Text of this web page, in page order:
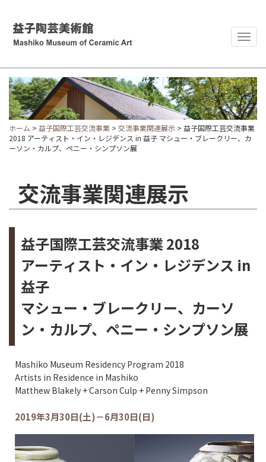
ホーム > 益子国際工芸交流事業 > 交流事業関連展示 > 益子国際工芸交流事業
2018 アーティスト・イン・レジデンス in 益子 マシュー・ブレークリー、カ
ーソン・カルプ、ペニー・シンプソン展
交流事業関連展示
益子国際工芸交流事業 2018
アーティスト・イン・レジデンス in
益子
マシュー・ブレークリー、カーソ
ン・カルプ、ペニー・シンプソン展
Mashiko Museum Residency Program 2018
Artists in Residence in Mashiko
Matthew Blakely + Carson Culp + Penny Simpson
2019年3月30日(土)－6月30日(日)